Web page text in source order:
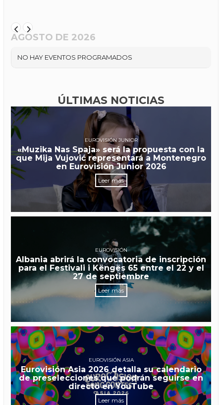
AGOSTO DE 2026
NO HAY EVENTOS PROGRAMADOS
ÚLTIMAS NOTICIAS
EUROVISIÓN JUNIOR
«Muzika Nas Spaja» será la propuesta con la
que Mija Vujović representará a Montenegro
en Eurovisión Junior 2026
Leer más
EUROVISIÓN
Albania abrirá la convocatoria de inscripción
para el Festivali i Këngës 65 entre el 22 y el
27 de septiembre
Leer más
EUROVISIÓN ASIA
Eurovisión Asia 2026 detalla su calendario
de preselecciones que podrán seguirse en
directo en YouTube
Leer más